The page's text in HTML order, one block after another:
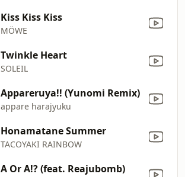
Kiss Kiss Kiss
MÖWE
Twinkle Heart
SOLEIL
Appareruya!! (Yunomi Remix)
appare harajyuku
Honamatane Summer
TACOYAKI RAINBOW
A Or A!? (feat. Reajubomb)